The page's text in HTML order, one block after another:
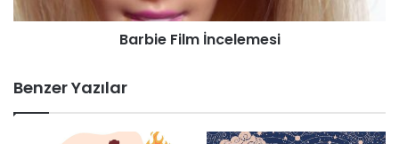
bölümünde yatan hastalarda yapılan bir araştırmada
deliryum görülen kişilerin ölüm oranı %75 olarak
görmeye başlarlar; etraflarında böcekler görmek, yaygın bir
halüsinasyon çeşididir. Hafıza ve dil problemleri görülür.
Dikkat eksikliği, dikkati yönlendirmede ve odaklanmada
Barbie Film İncelemesi
Benzer Yazılar